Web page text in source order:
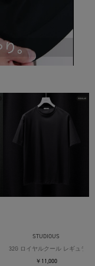
Tシャツ
STUDIOUS
32G ロイヤルクール レギュラー
￥11,000